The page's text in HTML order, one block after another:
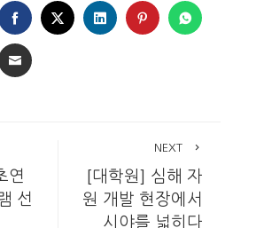
FACEBOOKTWITTERLINKEDINPINTEREST
EMAIL
연
선
NEXT
[대학원] 심해 자
원 개발 현장에서
시야를 넓히다